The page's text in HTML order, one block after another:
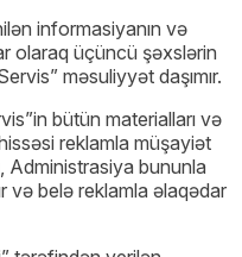
informasiyanın və
olaraq üçüncü şəxslərin
məsuliyyət daşımır.
bütün materialları və
reklamla müşayiət
Administrasiya bununla
və belə reklamla əlaqədar